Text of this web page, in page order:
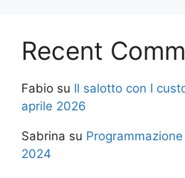
Recent
Fabio su Il salotto con I
aprile 2026
Sabrina su
2024